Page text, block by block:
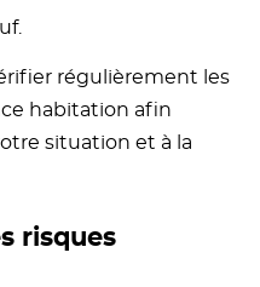
régulièrement les
habitation afin
situation et à la
risques